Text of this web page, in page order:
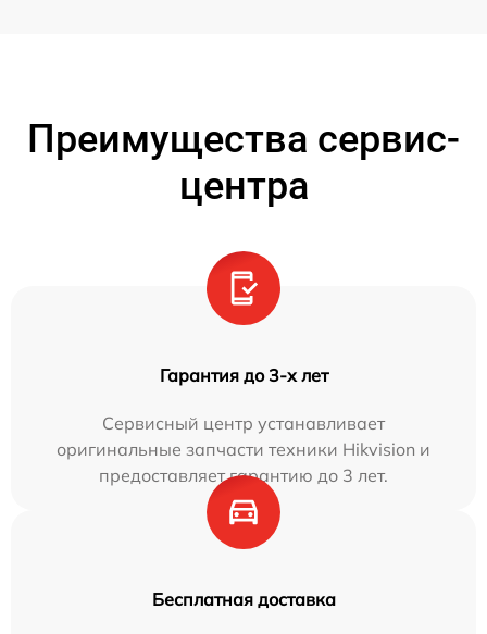
Преимущества сервис-
центра
Гарантия до 3-х лет
Сервисный центр устанавливает
оригинальные запчасти техники Hikvision и
предоставляет гарантию до 3 лет.
Бесплатная доставка